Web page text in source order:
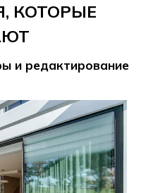
КОТОРЫЕ
и редактирование